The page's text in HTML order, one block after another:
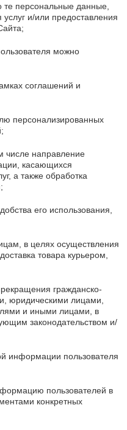
те персональные данные,
и/или предоставления
можно
соглашений и
персонализированных
числе направление
касающихся
а также обработка
его использования,
в целях осуществления
товара курьером,
гражданско-
юридическими лицами,
и иными лицами, в
законодательством и/
информации пользователя
пользователей в
конкретных